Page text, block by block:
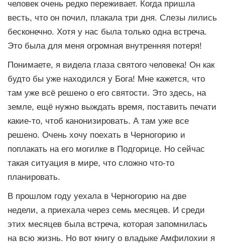
человек очень редко переживает. Когда пришла
весть, что он почил, плакала три дня. Слезы лились
бесконечно. Хотя у нас была только одна встреча.
Это была для меня огромная внутренняя потеря!
Понимаете, я видела глаза святого человека! Он как
будто бы уже находился у Бога! Мне кажется, что
там уже всё решено о его святости. Это здесь, на
земле, ещё нужно выждать время, поставить печати
какие-то, чтоб канонизировать. А там уже все
решено. Очень хочу поехать в Черногорию и
поплакать на его могилке в Подгорице. Но сейчас
такая ситуация в мире, что сложно что-то
планировать.
В прошлом году уехала в Черногорию на две
недели, а приехала через семь месяцев. И среди
этих месяцев была встреча, которая запомнилась
на всю жизнь. Но вот книгу о владыке Амфилохии я